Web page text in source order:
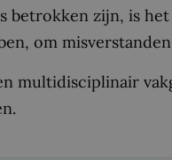
betrokken zijn, is
om
multidisciplinair